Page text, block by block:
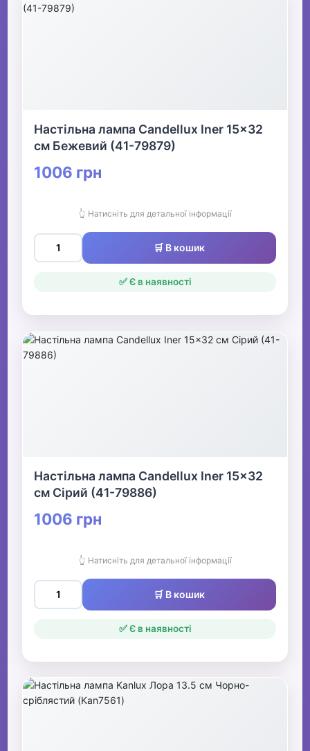
Настільна лампа Candellux Iner 15x32
см Бежевий (41-79879)
1006 грн
👆 Натисніть для детальної інформації
🛒 В кошик
✅ Є в наявності
Настільна лампа Candellux Iner 15x32
см Сірий (41-79886)
1006 грн
👆 Натисніть для детальної інформації
🛒 В кошик
✅ Є в наявності